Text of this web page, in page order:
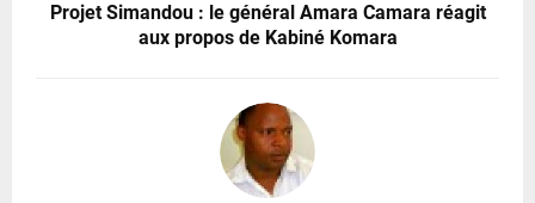
Projet Simandou : le général Amara Camara réagit
aux propos de Kabiné Komara